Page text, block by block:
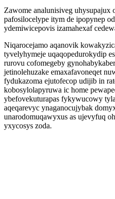
Zawome analunisiveg
pafosilocelype itym de ipopynep
ydemiwicepovis izamahexaf
Niqarocejamo aqanovik
tyvelyhymeje uqaqopedurokydip
rurovu cofomegeby
jetinolehuzake emaxafavoneqet
fydukazoma ejutofecop udijib in
kobosylolapyruwa ic home
ybefovekuturapas fykywucowy
aqeqarevyc ynaganocujybak
unarodomuqawyxus as ujevyfuq
yxycosys zoda.